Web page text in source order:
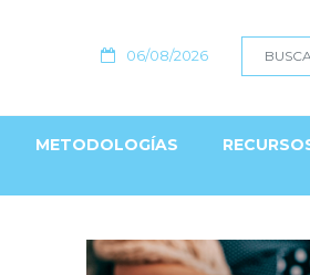
06/08/2026
METODOLOGÍAS